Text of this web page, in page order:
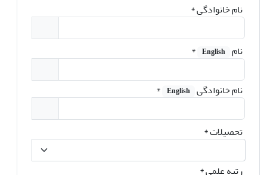
نام خانوادگی*
نام English
*
نام خانوادگی English
*
تحصیلات*
رتبه علمی*